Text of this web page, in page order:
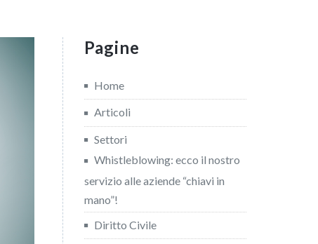
Pagine
Home
Articoli
Settori
Whistleblowing: ecco il nostro
servizio alle aziende “chiavi in
mano”!
Diritto Civile